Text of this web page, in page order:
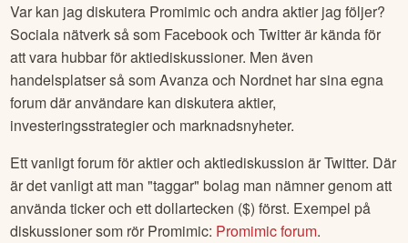
Var kan jag diskutera Promimicoch andra aktier jag följer?
Sociala nätverk så som Facebook och Twitter är kända för
att vara hubbar för aktiediskussioner. Men även
handelsplatser så som Avanza och Nordnet har sina egna
forum där användare kan diskutera aktier,
investeringsstrategier och marknadsnyheter.
Ett vanligt forum för aktier och aktiediskussion är Twitter. Där
är det vanligt att man "taggar" bolag man nämner genom att
använda ticker och ett dollartecken ($) först. Exempel på
diskussioner som rör Promimic: Promimicforum.